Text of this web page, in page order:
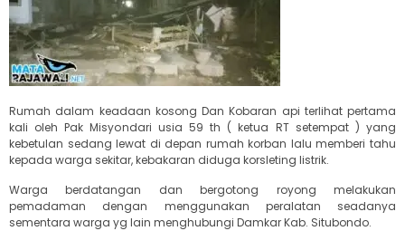
Rumah dalam keadaan kosong Dan Kobaran api terlihat pertama
kali oleh Pak Misyondari usia 59 th ( ketua RT setempat ) yang
kebetulan sedang lewat di depan rumah korban lalu memberi tahu
kepada warga sekitar, kebakaran diduga korsleting listrik.
Warga berdatangan dan bergotong royong melakukan
pemadaman dengan menggunakan peralatan seadanya
sementara warga yg lain menghubungi Damkar Kab. Situbondo.